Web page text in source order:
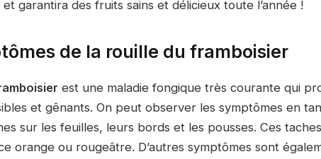
garantira des fruits sains et délicieux toute l’année !
de la rouille du framboisier
est une maladie fongique très courante qui
et gênants. On peut observer les symptômes en
sur les feuilles, leurs bords et les pousses. Ces
orange ou rougeâtre. D’autres symptômes sont